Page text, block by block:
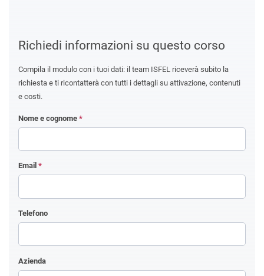
Richiedi informazioni su questo corso
Compila il modulo con i tuoi dati: il team ISFEL riceverà subito la
richiesta e ti ricontatterà con tutti i dettagli su attivazione, contenuti
e costi.
Nome e cognome *
Email *
Telefono
Azienda